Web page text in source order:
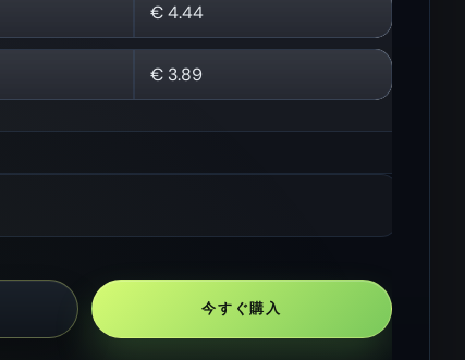
ビーチ セックス / ラ
ズベリー スイカ
ー ブラック グリッ
ストロベリー バナナ
ツ キウイ
アサイー ストーム
ストロベリー アイス
リー バニラ
ブルーベリー クラン
イカ チェリー
€4.44
€3.89
今すぐ購入